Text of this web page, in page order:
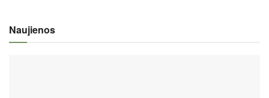
Naujienos